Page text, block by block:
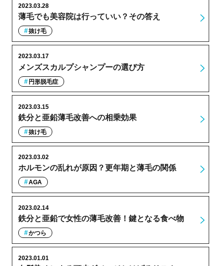
薄毛でも美容院は行っていい？その答え
2023.03.28
抜け毛
メンズスカルプシャンプーの選び方
2023.03.17
円形脱毛症
鉄分と亜鉛薄毛改善への相乗効果
2023.03.15
抜け毛
ホルモンの乱れが原因？更年期と薄毛の関係
2023.03.02
AGA
鉄分と亜鉛で女性の薄毛改善！鍵となる食べ物
2023.02.14
かつら
2023.01.01